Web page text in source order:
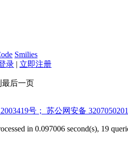
Smilies
录 | 立即注册
最后一页
号； 苏公网安备
in 0.097006 second(s), 19